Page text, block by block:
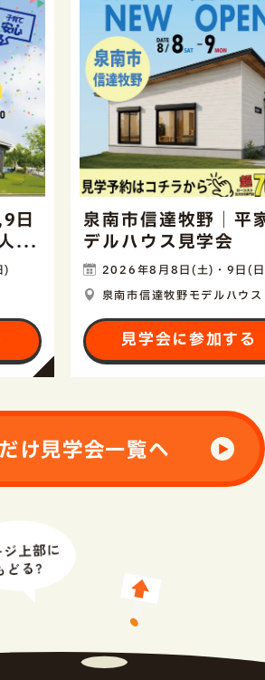
日
...
)
泉南市信達牧野｜平
デルハウス見学会
2026年8月8日(土)・9日(
泉南市信達牧野モデルハウス
見学会に参加する
け見学会一覧へ